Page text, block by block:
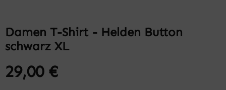
Damen T-Shirt - Helden Button
schwarz XL
29,00 €